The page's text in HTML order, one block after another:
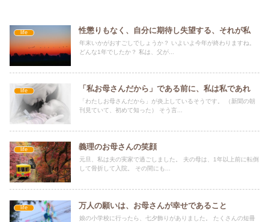
life 性懲りもなく、自分に期待し失望する、それが私
年末いかがおすごしでしょうか？ いよいよ今年が終わりますね。
どんな1年でしたか？ 私は、父が...
life 「私お母さんだから」である前に、私は私であれ
「わたしお母さんだから」が炎上しているそうです。 （新聞の朝
刊見ていて、初めて知った） そう言...
life 義理のお母さんの笑顔
元旦、私は夫の実家で過ごしました。 夫の母は、1年以上前に転倒
して骨折して入院。 その間にも...
life 万人の願いは、お母さんが幸せであること
娘の小学校に行ったら、七夕飾りがありました。 たくさんの短冊